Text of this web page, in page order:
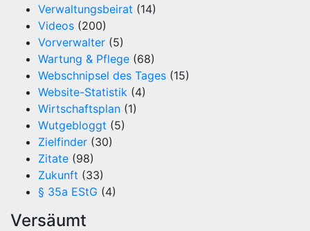
Verwaltungsbeirat (14)
Videos (200)
Vorverwalter (5)
Wartung & Pflege (68)
Webschnipsel des Tages (15)
Website-Statistik (4)
Wirtschaftsplan (1)
Wutgebloggt (5)
Zielfinder (30)
Zitate (98)
Zukunft (33)
§ 35a EStG (4)
Versäumt